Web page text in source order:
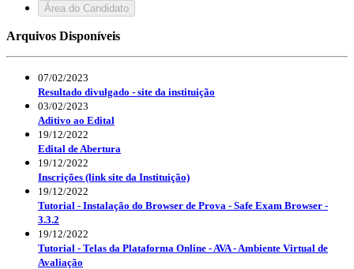
Área do Candidato
Arquivos Disponíveis
07/02/2023
Resultado divulgado - site da instituição
03/02/2023
Aditivo ao Edital
19/12/2022
Edital de Abertura
19/12/2022
Inscrições (link site da Instituição)
19/12/2022
Tutorial - Instalação do Browser de Prova - Safe Exam Browser -
3.3.2
19/12/2022
Tutorial - Telas da Plataforma Online - AVA - Ambiente Virtual de
Avaliação